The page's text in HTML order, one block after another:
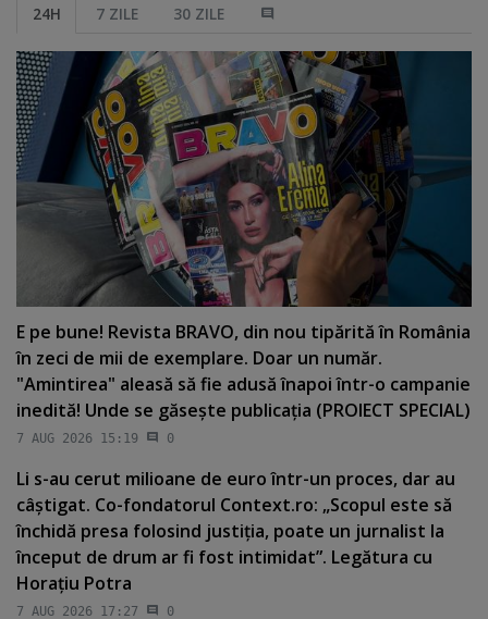
24H 7 ZILE 30 ZILE
E pe bune! Revista BRAVO, din nou tipărită în România
în zeci de mii de exemplare. Doar un număr.
"Amintirea" aleasă să fie adusă înapoi într-o campanie
inedită! Unde se găseşte publicaţia (PROIECT SPECIAL)
7 AUG 2026 15:19 0
Li s-au cerut milioane de euro într-un proces, dar au
câştigat. Co-fondatorul Context.ro: „Scopul este să
închidă presa folosind justiţia, poate un jurnalist la
început de drum ar fi fost intimidat”. Legătura cu
Horaţiu Potra
7 AUG 2026 17:27 0